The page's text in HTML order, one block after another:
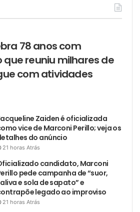
78 anos com
reuniu milhares de
com atividades
Zaiden é oficializada
vice de Marconi Perillo; veja os
do anúncio
21 horas Atrás
candidato, Marconi
pede campanha de “suor,
e sola de sapato” e
legado ao improviso
21 horas Atrás